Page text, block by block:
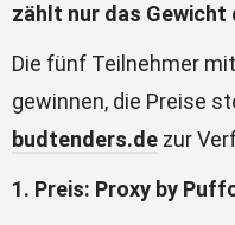
zählt nur das Gewicht
Die fünf Teilnehmer
gewinnen, die Preise
budtenders.de zur
1. Preis: Proxy by